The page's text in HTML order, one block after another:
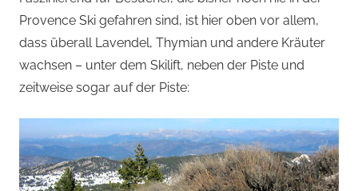
Provence Ski gefahren sind, ist hier oben vor allem,
dass überall Lavendel, Thymian und andere Kräuter
wachsen – unter dem Skilift, neben der Piste und
zeitweise sogar auf der Piste: